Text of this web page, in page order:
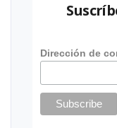
Dirección de